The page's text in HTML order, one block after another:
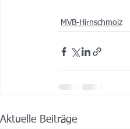
MVB-Hirnschmoiz
Aktuelle Beiträge